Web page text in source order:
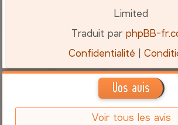
Limited
Traduit parphpBB-
Confidentialité |
Vos avis
Voir tous les avis